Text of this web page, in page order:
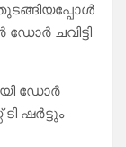
ചവിട്ടി
ഡോർ
ഷർട്ടും